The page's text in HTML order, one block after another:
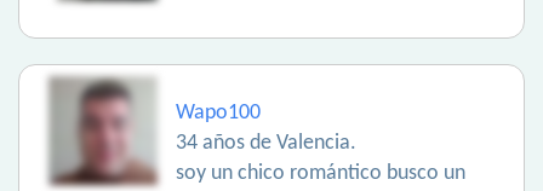
Wapo100
34 años de Valencia.
soy un chico romántico busco un